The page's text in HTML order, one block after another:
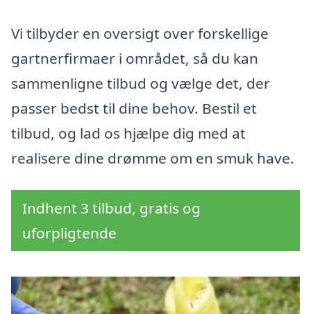
Vi tilbyder en oversigt over forskellige
gartnerfirmaer i området, så du kan
sammenligne tilbud og vælge det, der
passer bedst til dine behov. Bestil et
tilbud, og lad os hjælpe dig med at
realisere dine drømme om en smuk have.
Indhent 3 tilbud, gratis og
uforpligtende